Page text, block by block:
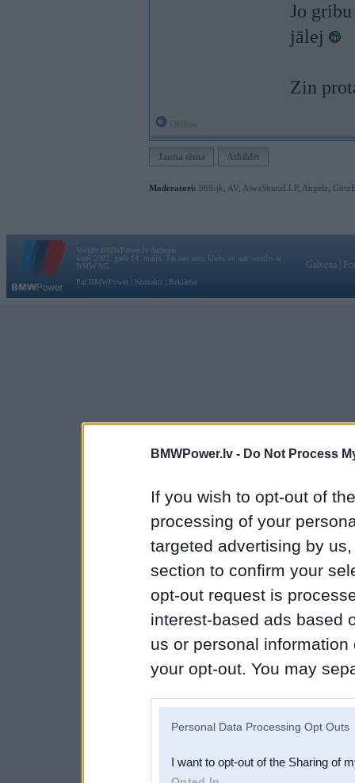
BMWPower.lv - Do Not Process
If you wish to opt-out of
processing of your
targeted advertising by
section to confirm your
opt-out request is
interest-based ads based
us or personal
your opt-out. You may
Downstream Participants
Personal Data Processing Opt Outs
I want to opt-out of the Sharing of
Jo
jālej
Zin
Jauna tēma Atbildēt
Moderatori: 968-jk AV AiwaShuraLLP, Angelz
Vortāls BMWPower.lv darbojas
kopš 2002. gada 14. maija. Tas nav auto klubs un nav saistīts ar
BMW AG.
Par BMWPower
Kontakti Reklāma
Galvena